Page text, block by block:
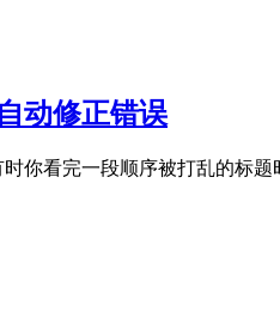
动修正错误
你看完一段顺序被打乱的标